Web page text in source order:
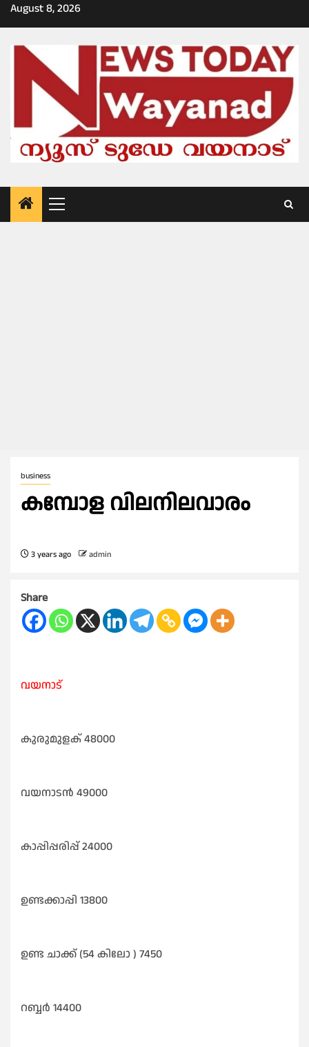
Skip
to
August 8, 2026
Primary
Menu
business
കമ്പോള വിലനിലവാരം
3 years ago admin
Share
വയനാട്
കുരുമുളക് 48000
വയനാടൻ 49000
കാപ്പിപ്പരിപ്പ് 24000
ഉണ്ടക്കാപ്പി 13800
ഉണ്ട ചാക്ക് (54 കിലോ ) 7450
റബ്ബർ 14400